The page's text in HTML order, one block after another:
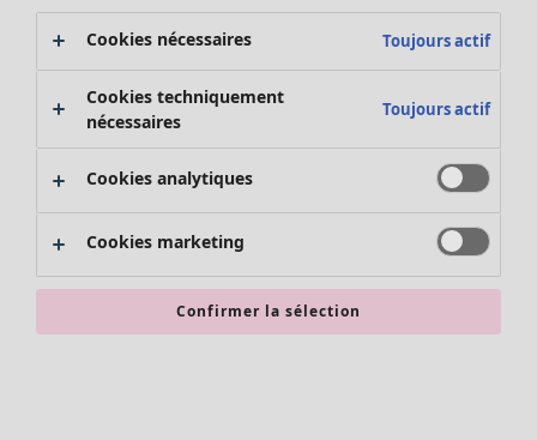
Promos SOLDES
Les promos de Gudrun Sjödén
Nouvel arrivage
Bonnes affaires en soldes - jusqu'à -70
Cookies nécessaires Toujours actif
Cookies techniquement
nécessaires
Toujours actif
Cookies analytiques
Cookies marketing
Confirmer la sélection